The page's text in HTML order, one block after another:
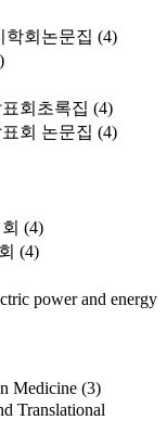
학회논문집 (4)
회초록집 (4)
회 논문집 (4)
(4)
(4)
power and energy
Medicine (3)
Translational